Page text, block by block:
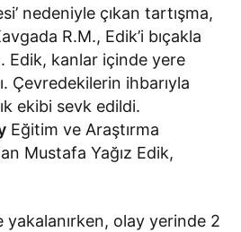
nedeniyle çıkan tartışma,
R.M., Edik’i bıçakla
Edik, kanlar içinde yere
Çevredekilerin ihbarıyla
ekibi sevk edildi.
Eğitim ve Araştırma
Mustafa Yağız Edik,
yakalanırken, olay yerinde 2